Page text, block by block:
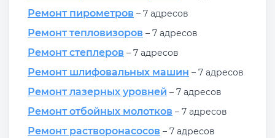
Ремонт пирометров – 7 адресов
Ремонт тепловизоров – 7 адресов
Ремонт степлеров – 7 адресов
Ремонт шлифовальных машин – 7 адресов
Ремонт лазерных уровней – 7 адресов
Ремонт отбойных молотков – 7 адресов
Ремонт растворонасосов – 7 адресов